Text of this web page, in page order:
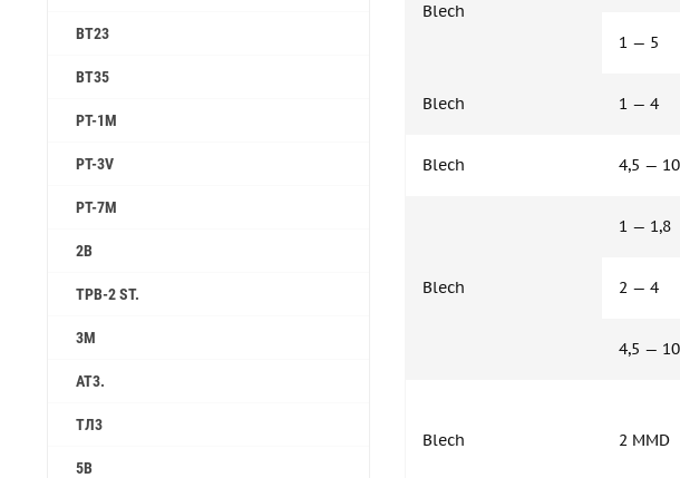
ВТ23
ВТ35
PT-1M
PT-3V
PT-7M
2B
TPB-2 ST.
3M
AT3.
ТЛ3
5B
Blech
1 — 5
Blech 1 — 4
Blech 4,5 — 10
Blech
1 — 1,8
2 — 4
4,5 — 10
Blech 2 MMD